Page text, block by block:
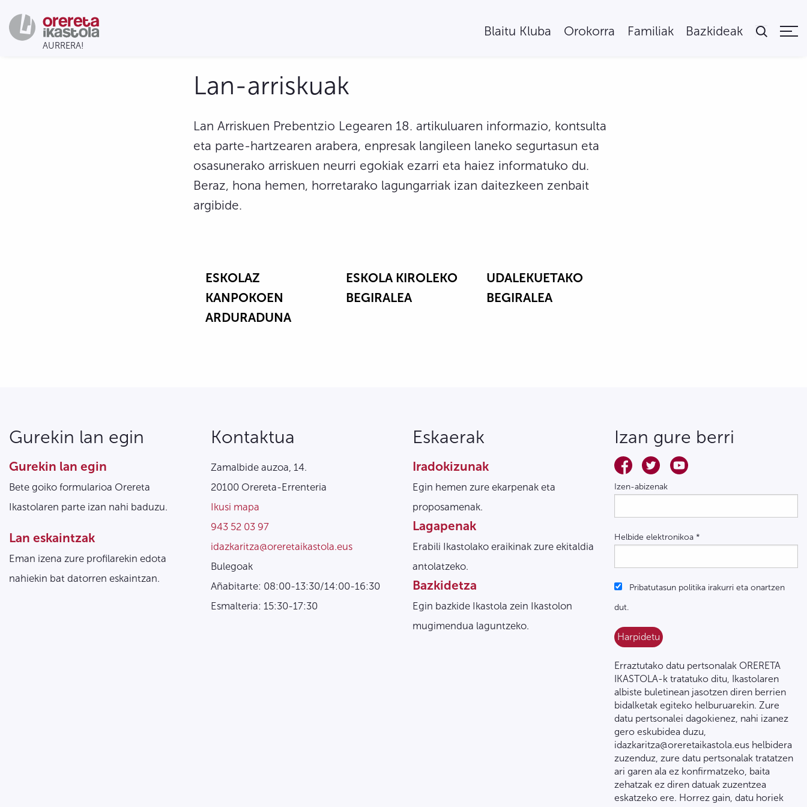
Blaitu Kluba Orokorra Familiak Bazkideak
Lan-arriskuak
Lan Arriskuen Prebentzio Legearen 18. artikuluaren informazio, kontsulta
eta parte-hartzearen arabera, enpresak langileen laneko segurtasun eta
osasunerako arriskuen neurri egokiak ezarri eta haiez informatuko du.
Beraz, hona hemen, horretarako lagungarriak izan daitezkeen zenbait
argibide.
ESKOLAZ
KANPOKOEN
ARDURADUNA
ESKOLA KIROLEKO
BEGIRALEA
UDALEKUETAKO
BEGIRALEA
Gurekin lan egin
Gurekin lan egin
Bete goiko formularioa Orereta
Ikastolaren parte izan nahi baduzu.
Lan eskaintzak
Eman izena zure profilarekin edota
nahiekin bat datorren eskaintzan.
Kontaktua
Zamalbide auzoa, 14.
20100 Orereta-Errenteria
Ikusi mapa
943 52 03 97
idazkaritza@oreretaikastola.eus
Bulegoak
Añabitarte: 08:00-13:30/14:00-16:30
Esmalteria: 15:30-17:30
Eskaerak
Iradokizunak
Egin hemen zure ekarpenak eta
proposamenak.
Lagapenak
Erabili Ikastolako eraikinak zure ekitaldia
antolatzeko.
Bazkidetza
Egin bazkide Ikastola zein Ikastolon
mugimendua laguntzeko.
Izan gure berri
Izen-abizenak
Helbide elektronikoa *
Pribatutasun politika irakurri eta onartzen
dut.
Erraztutako datu pertsonalak ORERETA
IKASTOLA-k tratatuko ditu, Ikastolaren
albiste buletinean jasotzen diren berrien
bidalketak egiteko helburuarekin. Zure
datu pertsonalei dagokienez, nahi izanez
gero eskubidea duzu,
idazkaritza@oreretaikastola.eus helbidera
zuzenduz, zure datu pertsonalak tratatzen
ari garen ala ez konfirmatzeko, baita
zehatzak ez diren datuak zuzentzea
eskatzeko ere. Horrez gain, datu horiek